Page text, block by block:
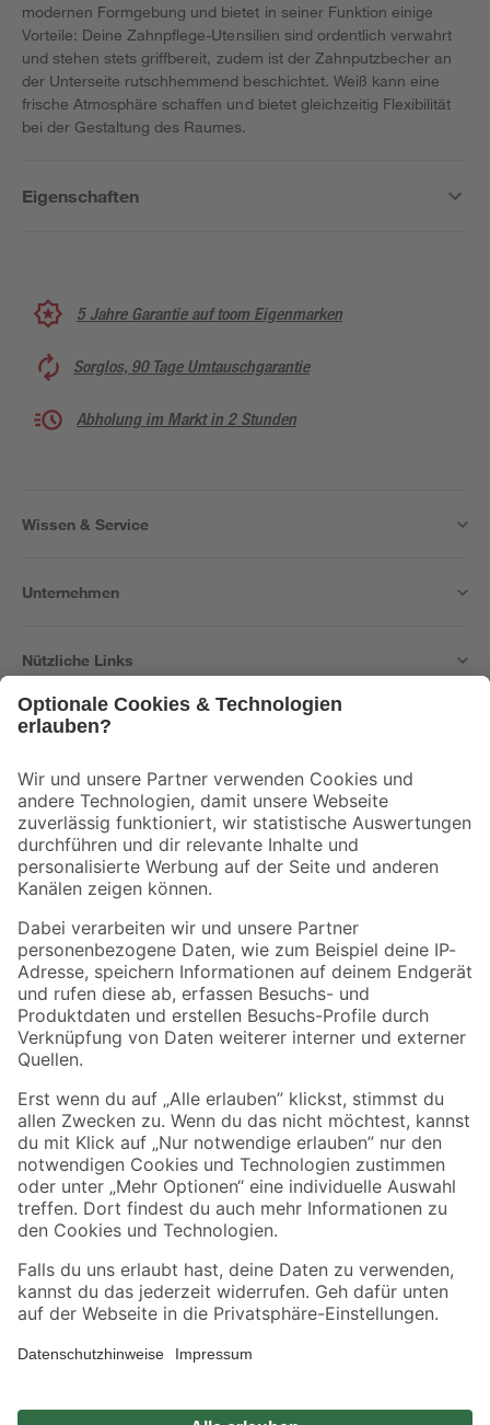
modernen Formgebung und bietet in seiner Funktion einige
Vorteile: Deine Zahnpflege-Utensilien sind ordentlich verwahrt
und stehen stets griffbereit, zudem ist der Zahnputzbecher an
der Unterseite rutschhemmend beschichtet. Weiß kann eine
frische Atmosphäre schaffen und bietet gleichzeitig Flexibilität
bei der Gestaltung des Raumes.
Eigenschaften
5 Jahre Garantie auf toom Eigenmarken
Sorglos, 90 Tage Umtauschgarantie
Abholung im Markt in 2 Stunden
Wissen & Service
Unternehmen
Nützliche Links
Der toom Newsletter: Keine Angebote und Aktionen mehr verpassen!
Zur Newsletter Anmeldung
Folge uns
Zahlungsarten Versandarten
Sicher einkaufen
Jetzt die toom-App herunterladen
Alle Preisangaben in EUR inkl. gesetzl. MwSt.. Die dargestellten Angebote sind unter
Umständen nicht in allen Märkten verfügbar. Die angegebenen Verfügbarkeiten beziehen
Produkte nur solange der Vorrat reicht.
*Paketversand ab 59 € versandkostenfrei, gilt nicht für Artikel mit Speditionsversand, hier